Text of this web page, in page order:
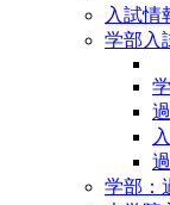
入試情
学部入
学部：